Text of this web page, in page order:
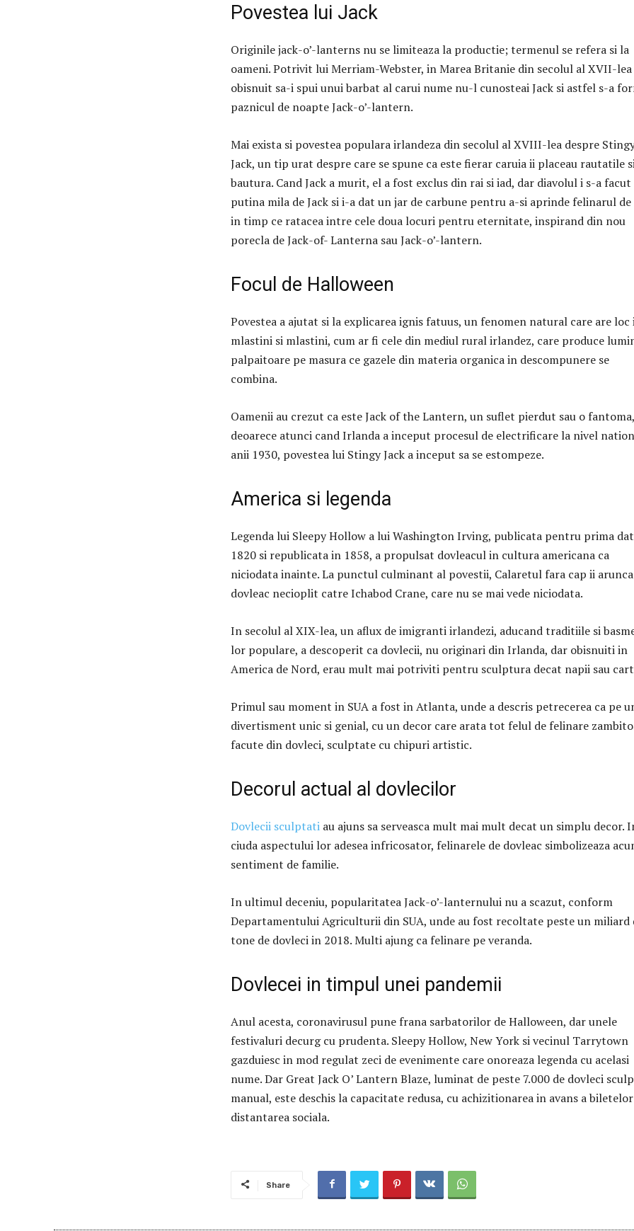
Povestea lui Jack
Originile jack-o’-lanterns nu se limiteaza la productie;termenul se refera si la
oameni.Potrivit lui Merriam-Webster, in Marea Britanie din secolul al XVII-lea
obisnuit sa-i spui unui barbat al carui nume nu-l cunosteai Jack si astfel s-a
paznicul de noapte Jack-o’-lantern.
Mai exista si povestea populara irlandeza din secolul al XVIII-lea despre
Jack, un tip urat despre care se spune ca este fierar caruia ii placeau rautatile
bautura. Cand Jack a murit, el a fost exclus din rai si iad, dar diavolul i s-a facut
putina mila de Jack si i-a dat un jar de carbune pentru a-si aprinde felinarul de
in timp ce ratacea intre cele doua locuri pentru eternitate, inspirand din nou
porecla de Jack-of- Lanterna sau Jack-o’-lantern.
Focul de Halloween
Povestea a ajutat si la explicarea ignis fatuus, un fenomen natural care are loc
mlastini si mlastini, cum ar fi cele din mediul rural irlandez, care produce
palpaitoare pe masura ce gazele din materia organica in descompunere se
combina.
Oamenii au crezut ca este Jack of the Lantern, un suflet pierdut sau o fantoma,
deoarece atunci cand Irlanda a inceput procesul de electrificare la nivel
anii 1930, povestea lui Stingy Jack a inceput sa se estompeze.
America si legenda
Legenda lui Sleepy Hollow a lui Washington Irving, publicata pentru prima
1820 si republicata in 1858, a propulsat dovleacul in cultura americana ca
niciodata inainte.La punctul culminant al povestii, Calaretul fara cap ii
dovleac necioplit catre Ichabod Crane, care nu se mai vede niciodata.
In secolul al XIX-lea, un aflux de imigranti irlandezi, aducand traditiile si
lor populare, a descoperit ca dovlecii, nu originari din Irlanda, dar obisnuiti in
America de Nord, erau mult mai potriviti pentru sculptura decat napii sau
Primul sau moment in SUA a fost in Atlanta, unde a descris petrecerea ca pe
divertisment unic si genial, cu un decor care arata tot felul de felinare
facute din dovleci, sculptate cu chipuri artistic.
Decorul actual al dovlecilor
Dovlecii sculptati au ajuns sa serveasca mult mai mult decat un simplu decor.
ciuda aspectului lor adesea infricosator, felinarele de dovleac simbolizeaza
sentiment de familie.
In ultimul deceniu, popularitatea Jack-o’-lanternului nu a scazut, conform
Departamentului Agriculturii din SUA, unde au fost recoltate peste un miliard
tone de dovleci in 2018.Multi ajung ca felinare pe veranda.
Dovlecei in timpul unei pandemii
Anul acesta, coronavirusul pune frana sarbatorilor de Halloween, dar unele
festivaluri decurg cu prudenta. Sleepy Hollow, New York si vecinul Tarrytown
gazduiesc in mod regulat zeci de evenimente care onoreaza legenda cu acelasi
nume.Dar Great Jack O’ Lantern Blaze, luminat de peste 7.000 de dovleci
manual, este deschis la capacitate redusa, cu achizitionarea in avans a
distantarea sociala.
Share